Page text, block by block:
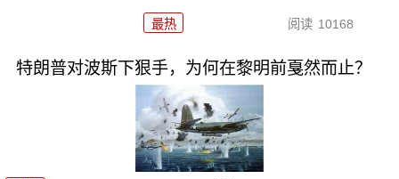
最热 阅读 10168
特朗普对波斯下狠手，为何在黎明前戛然而止？